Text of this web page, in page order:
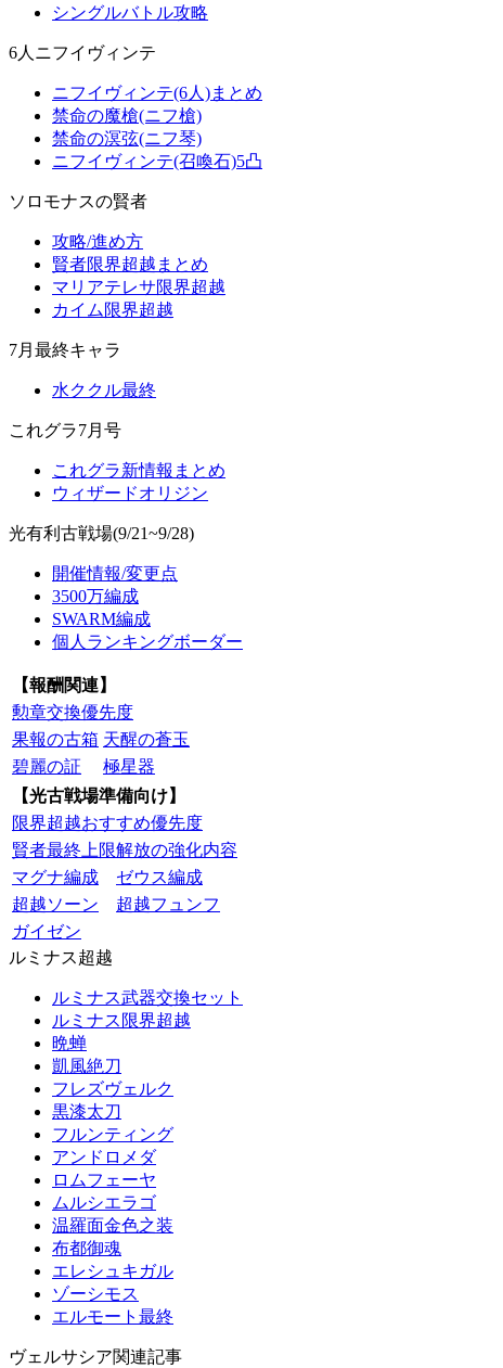
シングルバトル攻略
6人ニフイヴィンテ
ニフイヴィンテ(6人)まとめ
禁命の魔槍(ニフ槍)
禁命の溟弦(ニフ琴)
ニフイヴィンテ(召喚石)5凸
ソロモナスの賢者
攻略/進め方
賢者限界超越まとめ
マリアテレサ限界超越
カイム限界超越
7月最終キャラ
水ククル最終
これグラ7月号
これグラ新情報まとめ
ウィザードオリジン
光有利古戦場(9/21~9/28)
開催情報/変更点
3500万編成
SWARM編成
個人ランキングボーダー
【報酬関連】
勲章交換優先度
果報の古箱 天醒の蒼玉
碧麗の証
極星器
【光古戦場準備向け】
限界超越おすすめ優先度
賢者最終上限解放の強化内容
マグナ編成
ゼウス編成
超越ソーン
超越フュンフ
ガイゼン
ルミナス超越
ルミナス武器交換セット
ルミナス限界超越
晩蝉
凱風絶刀
フレズヴェルク
黒漆太刀
フルンティング
アンドロメダ
ロムフェーヤ
ムルシエラゴ
温羅面金色之装
布都御魂
エレシュキガル
ゾーシモス
エルモート最終
ヴェルサシア関連記事